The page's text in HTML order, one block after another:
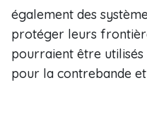
également des
protéger leurs
pourraient être utilisés
pour la contrebande